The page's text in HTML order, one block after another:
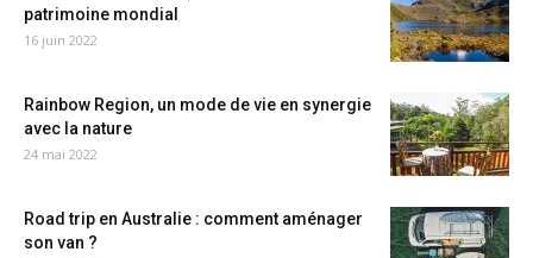
patrimoine mondial
16 juin 2022
Rainbow Region, un mode de vie en synergie
avec la nature
24 mai 2022
Road trip en Australie : comment aménager
son van ?